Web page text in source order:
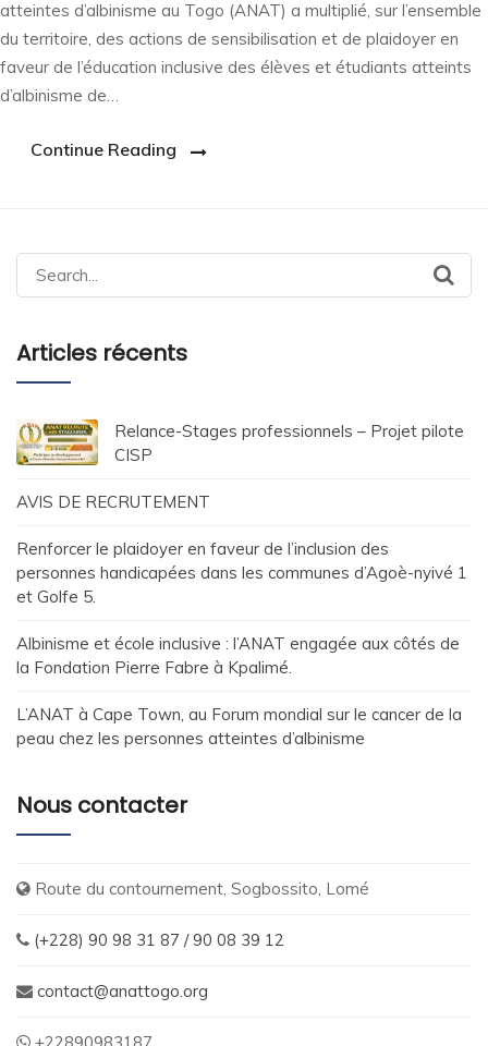
atteintes d’albinisme au Togo (ANAT) a multiplié, sur l’ensemble
du territoire, des actions de sensibilisation et de plaidoyer en
faveur de l’éducation inclusive des élèves et étudiants atteints
d’albinisme de…
Continue Reading
Search
for:
Articles récents
Relance-Stages professionnels – Projet pilote
CISP
AVIS DE RECRUTEMENT
Renforcer le plaidoyer en faveur de l’inclusion des
personnes handicapées dans les communes d’Agoè-nyivé 1
et Golfe 5.
Albinisme et école inclusive : l’ANAT engagée aux côtés de
la Fondation Pierre Fabre à Kpalimé.
L’ANAT à Cape Town, au Forum mondial sur le cancer de la
peau chez les personnes atteintes d’albinisme
Nous contacter
Route du contournement, Sogbossito, Lomé
(+228) 90 98 31 87 / 90 08 39 12
contact@anattogo.org